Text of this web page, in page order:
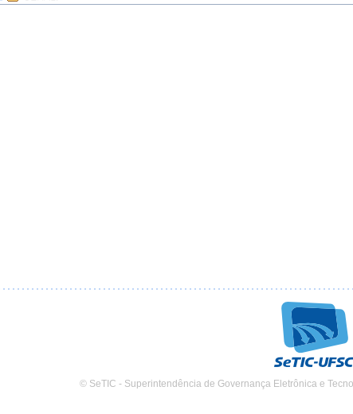
© SeTIC - Superintendência de Governança Eletrônica e